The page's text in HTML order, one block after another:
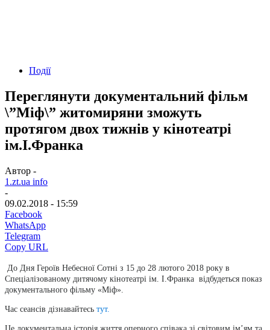
Події
Переглянути документальний фільм
\”Міф\” житомиряни зможуть
протягом двох тижнів у кінотеатрі
ім.І.Франка
Автор -
1.zt.ua info
-
09.02.2018 - 15:59
Facebook
WhatsApp
Telegram
Copy URL
До Дня Героїв Небесної Сотні з 15 до 28 лютого 2018 року в
Спеціалізованому дитячому кінотеатрі ім. І.Франка відбудеться показ
документального фільму «Міф».
Час сеансів дізнавайтесь тут.